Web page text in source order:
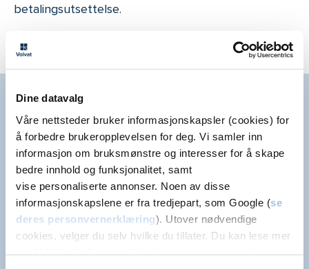
Dine datavalg
Våre nettsteder bruker informasjonskapsler (cookies) for
å forbedre brukeropplevelsen for deg. Vi samler inn
informasjon om bruksmønstre og interesser for å skape
bedre innhold og funksjonalitet, samt
vise personaliserte annonser. Noen av disse
informasjonskapslene er fra tredjepart, som Google (se
deres personvernerklæring). Utover nødvendige
cookies, velger du selv hvilke du tillater. Du kan lese mer
om Volvats bruk av cookies ivår personvernerklæring.
betalingsutsettelse.
Her for deg
For alle du er glad i
Vi er her for hver enkelt kunde og pasient – i